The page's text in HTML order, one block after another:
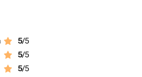
5/5
5/5
5/5